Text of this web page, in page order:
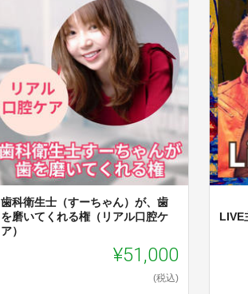
歯科衛生士（すーちゃん）が、歯
を磨いてくれる権（リアル口腔ケ
ア）
¥51,000
(税込)
LIVE